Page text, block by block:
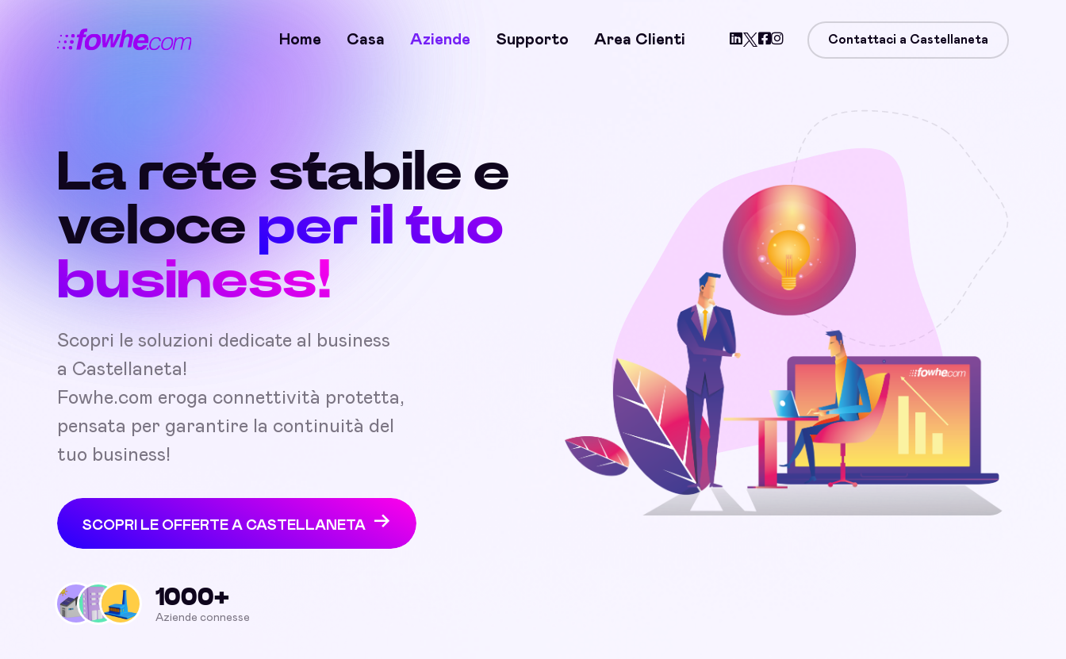
Home Casa Aziende Supporto Area Clienti Contattaci a Castellaneta
La rete stabile e
veloce per il tuo
business!
Scopri le soluzioni dedicate al business
a Castellaneta!
Fowhe.com eroga connettività protetta,
pensata per garantire la continuità del
tuo business!
SCOPRI LE OFFERTE A CASTELLANETA
1000+
Aziende connesse